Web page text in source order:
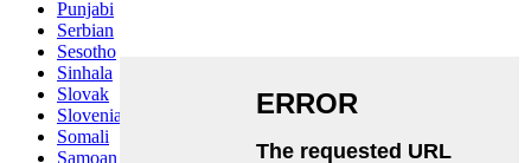
Punjabi
Serbian
Sesotho
Sinhala
Slovak
Slovenian
Somali
Samoan